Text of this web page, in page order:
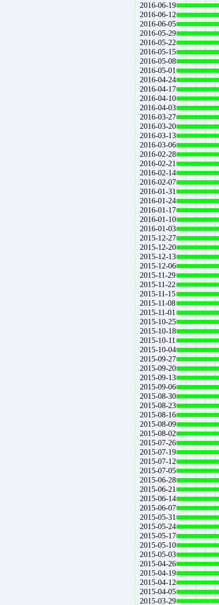
2016-06-19
2016-06-12
2016-06-05
2016-05-29
2016-05-22
2016-05-15
2016-05-08
2016-05-01
2016-04-24
2016-04-17
2016-04-10
2016-04-03
2016-03-27
2016-03-20
2016-03-13
2016-03-06
2016-02-28
2016-02-21
2016-02-14
2016-02-07
2016-01-31
2016-01-24
2016-01-17
2016-01-10
2016-01-03
2015-12-27
2015-12-20
2015-12-13
2015-12-06
2015-11-29
2015-11-22
2015-11-15
2015-11-08
2015-11-01
2015-10-25
2015-10-18
2015-10-11
2015-10-04
2015-09-27
2015-09-20
2015-09-13
2015-09-06
2015-08-30
2015-08-23
2015-08-16
2015-08-09
2015-08-02
2015-07-26
2015-07-19
2015-07-12
2015-07-05
2015-06-28
2015-06-21
2015-06-14
2015-06-07
2015-05-31
2015-05-24
2015-05-17
2015-05-10
2015-05-03
2015-04-26
2015-04-19
2015-04-12
2015-04-05
2015-03-29